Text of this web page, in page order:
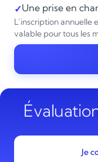
✓Une prise en
L’inscription annuelle
valable pour tous les
Je